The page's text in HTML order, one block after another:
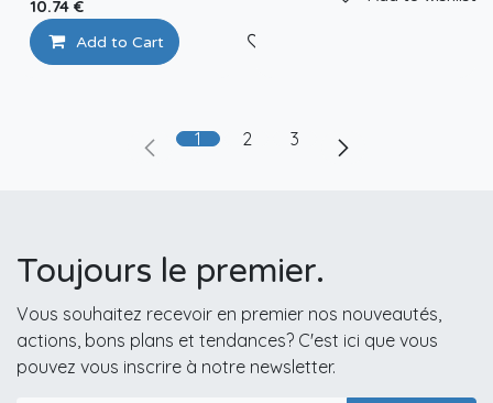
10.74 €
Add to Cart
1 2 3
Toujours le premier.
Vous souhaitez recevoir en premier nos nouveautés,
actions, bons plans et tendances? C'est ici que vous
pouvez vous inscrire à notre newsletter.